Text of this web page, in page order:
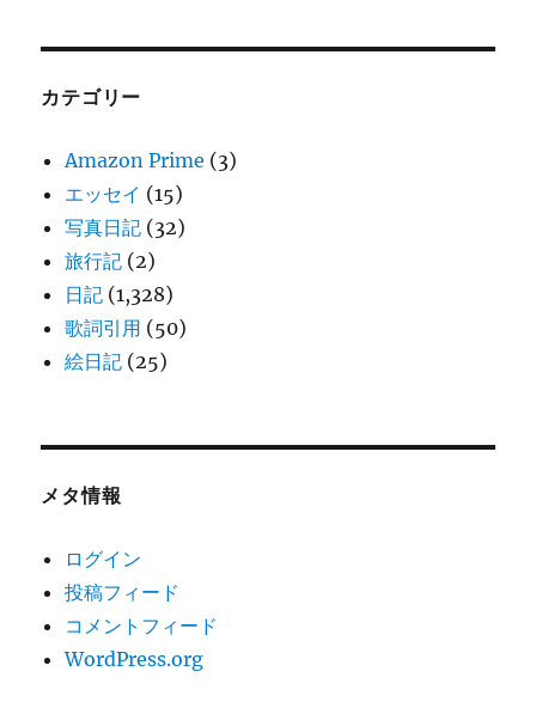
カテゴリー
Amazon Prime (3)
エッセイ (15)
写真日記 (32)
旅行記 (2)
日記 (1,328)
歌詞引用 (50)
絵日記 (25)
メタ情報
ログイン
投稿フィード
コメントフィード
WordPress.org